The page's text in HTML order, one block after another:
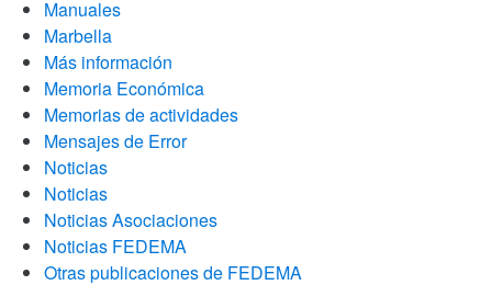
Manuales
Marbella
Más información
Memoria Económica
Memorias de actividades
Mensajes de Error
Noticias
Noticias
Noticias Asociaciones
Noticias FEDEMA
Otras publicaciones de FEDEMA